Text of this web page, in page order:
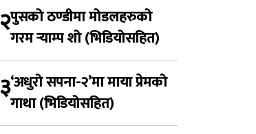
२पुसको ठण्डीमा मोडलहरुको
गरम र्‍याम्प शो (भिडियोसहित)
३‘अधुरो सपना-२’मा माया प्रेमको
गाथा (भिडियोसहित)